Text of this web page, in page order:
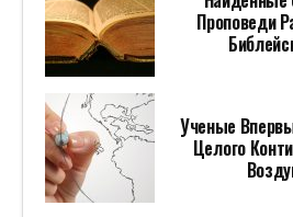
Проповеди
Ученые
Целого